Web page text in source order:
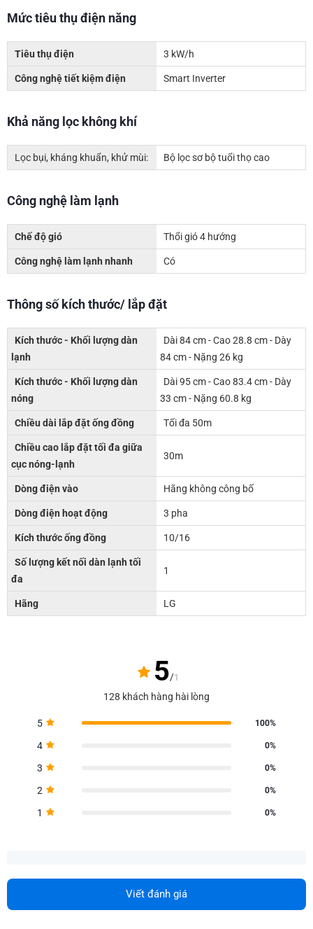
Mức tiêu thụ điện năng
Tiêu thụ điện 3 kW/h
Công nghệ tiết kiệm điện Smart Inverter
Khả năng lọc không khí
Lọc bụi, kháng khuẩn, khử mùi: Bộ lọc sơ bộ tuổi thọ cao
Công nghệ làm lạnh
Chế độ gió Thổi gió 4 hướng
Công nghệ làm lạnh nhanh Có
Thông số kích thước/ lắp đặt
Kích thước - Khối lượng dàn
lạnh
Dài 84 cm - Cao 28.8 cm - Dày
84 cm - Nặng 26 kg
Kích thước - Khối lượng dàn
nóng
Dài 95 cm - Cao 83.4 cm - Dày
33 cm - Nặng 60.8 kg
Chiều dài lắp đặt ống đồng Tối đa 50m
Chiều cao lắp đặt tối đa giữa
cục nóng-lạnh
30m
Dòng điện vào Hãng không công bố
Dòng điện hoạt động 3 pha
Kích thước ống đồng 10/16
Số lượng kết nối dàn lạnh tối
đa
1
Hãng LG
5/1
128 khách hàng hài lòng
5 100%
4 0%
3 0%
2 0%
1 0%
Viết đánh giá